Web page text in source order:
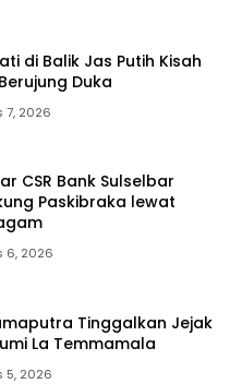
di Balik Jas Putih Kisah
Duka
7, 2026
CSR Bank Sulselbar
Paskibraka lewat
6, 2026
Tinggalkan Jejak
La Temmamala
5, 2026